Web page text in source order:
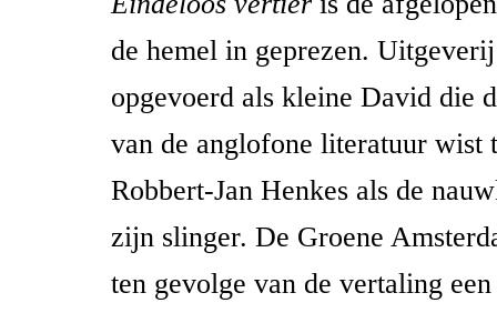
de hemel in geprezen.
opgevoerd als kleine David die
van de anglofone literatuur wist
Robbert-Jan Henkes als de
zijn slinger. De Groene
ten gevolge van de vertaling